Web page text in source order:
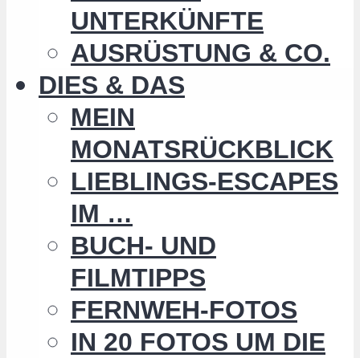
UNTERKÜNFTE
AUSRÜSTUNG & CO.
DIES & DAS
MEIN
MONATSRÜCKBLICK
LIEBLINGS-ESCAPES
IM …
BUCH- UND
FILMTIPPS
FERNWEH-FOTOS
IN 20 FOTOS UM DIE